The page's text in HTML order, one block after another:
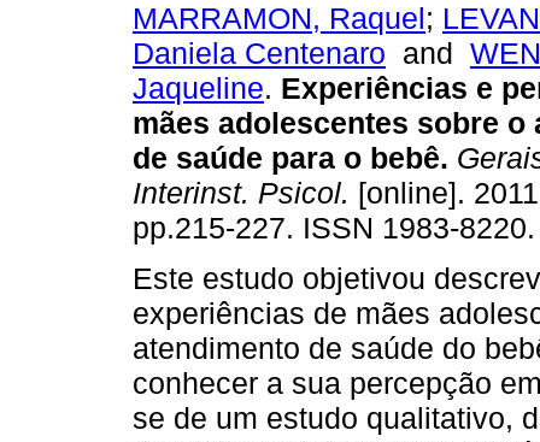
MARRAMON, Raquel;
Daniela Centenaro and
Jaqueline. Experiências e
mães adolescentes sobre o
de saúde para o bebê.
Interinst. Psicol. [online].
pp.215-227. ISSN 1983-8220.
Este estudo objetivou
experiências de mães
atendimento de saúde do
conhecer a sua percepção
se de um estudo qualitativo,